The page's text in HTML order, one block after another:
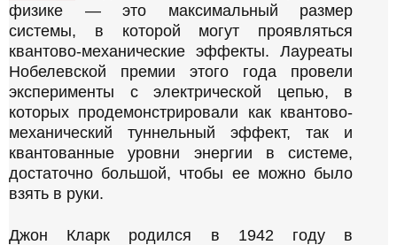
физике — это максимальный размер
системы, в которой могут проявляться
квантово-механические эффекты. Лауреаты
Нобелевской премии этого года провели
эксперименты с электрической цепью, в
которых продемонстрировали как квантово-
механический туннельный эффект, так и
квантованные уровни энергии в системе,
достаточно большой, чтобы ее можно было
взять в руки.
Джон Кларк родился в 1942 году в